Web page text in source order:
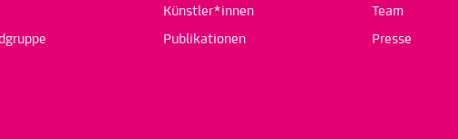
Künstler*innen
Publikationen
Team
Presse